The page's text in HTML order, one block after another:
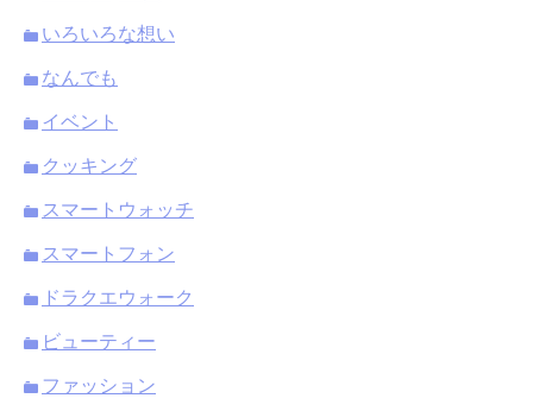
いろいろな想い
なんでも
イベント
クッキング
スマートウォッチ
スマートフォン
ドラクエウォーク
ビューティー
ファッション